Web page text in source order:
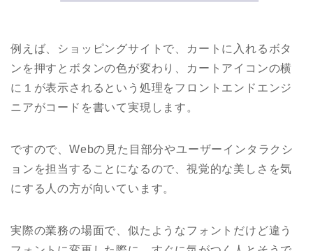
例えば、ショッピングサイトで、カートに入れるボタ
ンを押すとボタンの色が変わり、カートアイコンの横
に１が表示されるという処理をフロントエンドエンジ
ニアがコードを書いて実現します。
ですので、Webの見た目部分やユーザーインタラクシ
ョンを担当することになるので、視覚的な美しさを気
にする人の方が向いています。
実際の業務の場面で、似たようなフォントだけど違う